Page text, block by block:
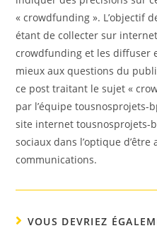
« crowdfunding ». L’objectif
étant de collecter sur
crowdfunding et les diffuser
mieux aux questions du
ce post traitant le sujet «
par l’équipe tousnosprojets-
site internet tousnosprojets-
sociaux dans l’optique
communications.
VOUS DEVRIEZ